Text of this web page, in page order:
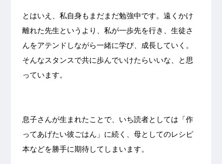
とはいえ、私自身もまだまだ勉強中です。遠くかけ
離れた先生というより、私が一歩先を行き、生徒さ
んをアテンドしながら一緒に学び、成長していく。
そんなスタンスで共に歩んでいけたらいいな、と思
っています。
息子さんが生まれたことで、いち読者としては「作
ってあげたい彼ごはん」に続く、母としてのレシピ
本などを勝手に期待してしまいます。